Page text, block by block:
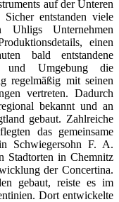
auf der Unteren
entstanden viele
Unternehmen
einen
bald entstandene
und Umgebung die
regelmäßig mit seinen
vertreten. Dadurch
bekannt und an
gebaut. Zahlreiche
das gemeinsame
Schwiegersohn F. A.
Stadtorten in Chemnitz
der Concertina.
gebaut, reiste es im
Dort entwickelte